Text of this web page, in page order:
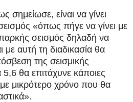
σημείωσε, είναι να γίνει
«όπως πήγε να γίνει με
σεισμός δηλαδή να
με αυτή τη διαδικασία θα
της σεισμικής
θα επιτάχυνε κάποιες
μικρότερο χρόνο που θα